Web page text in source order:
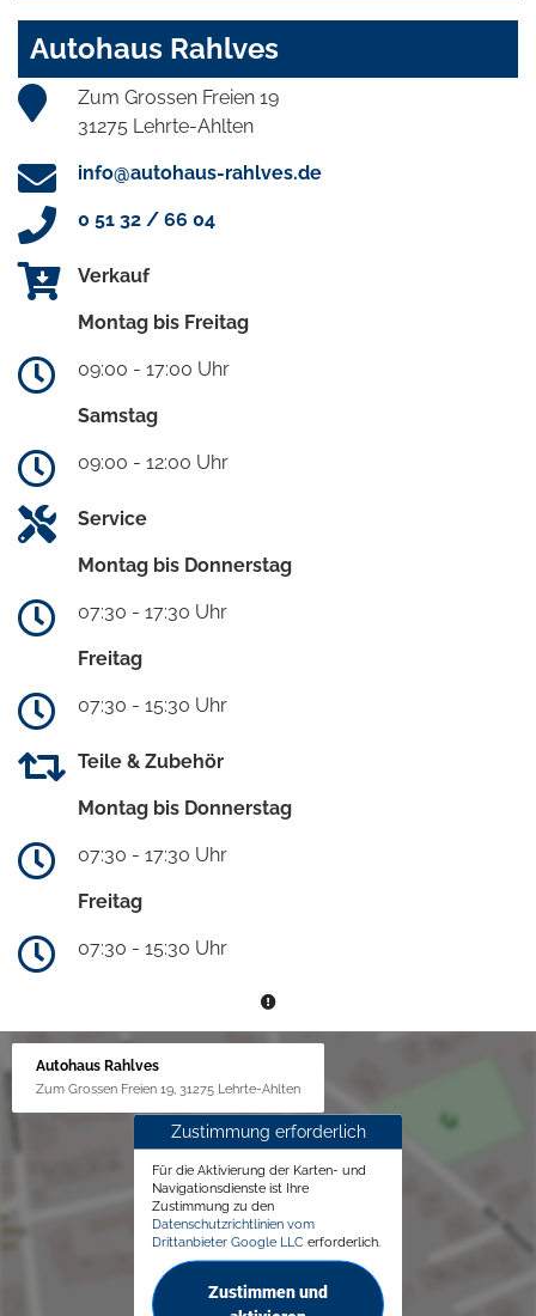
Autohaus Rahlves
Zum Grossen Freien 19
31275 Lehrte-Ahlten
info@autohaus-rahlves.de
0 51 32 / 66 04
Verkauf
Montag bis Freitag
09:00 - 17:00 Uhr
Samstag
09:00 - 12:00 Uhr
Service
Montag bis Donnerstag
07:30 - 17:30 Uhr
Freitag
07:30 - 15:30 Uhr
Teile & Zubehör
Montag bis Donnerstag
07:30 - 17:30 Uhr
Freitag
07:30 - 15:30 Uhr
Autohaus Rahlves
Zum Grossen Freien 19, 31275 Lehrte-Ahlten
Zustimmung erforderlich
Für die Aktivierung der Karten- und
Navigationsdienste ist Ihre
Zustimmung zu den
Datenschutzrichtlinien vom
Drittanbieter Google LLC erforderlich.
Zustimmen und